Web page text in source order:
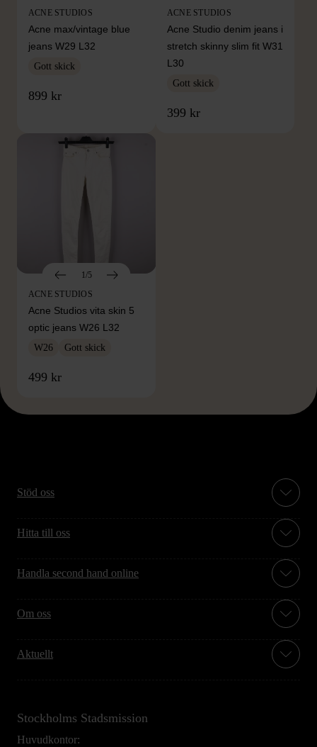
ACNE STUDIOS
Acne max/vintage blue
jeans W29 L32
Gott skick
899 kr
ACNE STUDIOS
Acne Studio denim jeans i
stretch skinny slim fit W31
L30
Gott skick
399 kr
1/5
ACNE STUDIOS
Acne Studios vita skin 5
optic jeans W26 L32
W26 Gott skick
499 kr
Stöd oss
Hitta till oss
Handla second hand online
Om oss
Aktuellt
Stockholms Stadsmission
Huvudkontor: